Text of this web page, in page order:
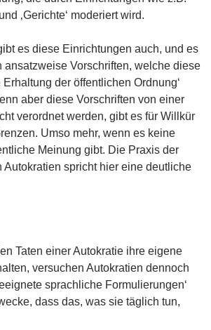
‚Gerichte‘ moderiert wird.
es diese Einrichtungen auch, und es
ansatzweise Vorschriften, welche diese
Erhaltung der öffentlichen Ordnung‘
aber diese Vorschriften von einer
verordnet werden, gibt es für Willkür
Umso mehr, wenn es keine
Meinung gibt. Die Praxis der
Autokratien spricht hier eine deutliche
Taten einer Autokratie ihre eigene
versuchen Autokratien dennoch
sprachliche Formulierungen‘
dass das, was sie täglich tun,